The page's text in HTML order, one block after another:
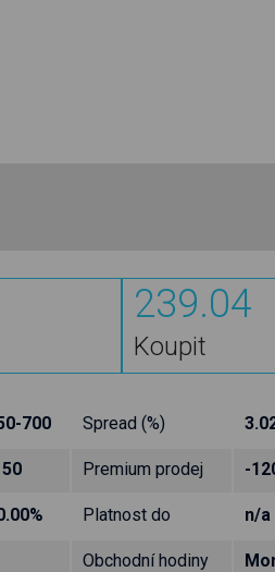
239.04
Koupit
700 Spread (%)
Premium prodej -
Platnost do n/a
Obchodní hodiny